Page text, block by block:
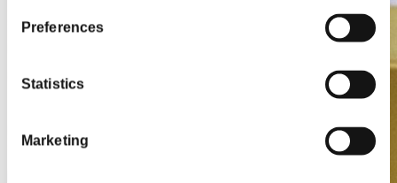
Preferences
Statistics
Marketing